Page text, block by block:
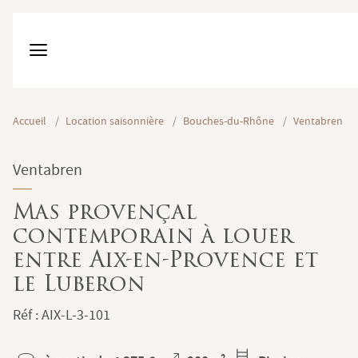
Accueil / Location saisonnière / Bouches-du-Rhône / Ventabren
Ventabren
Mas provençal
contemporain à louer
entre Aix-en-Provence et
le Luberon
Réf : AIX-L-3-101